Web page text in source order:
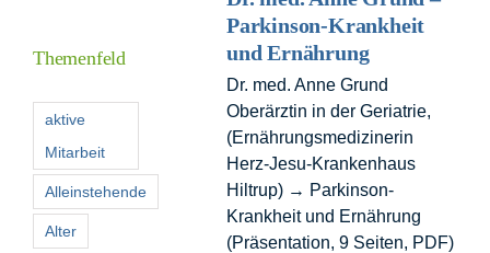
nach:
Parkinson-Krankheit
und Ernährung
Dr. med. Anne Grund
Oberärztin in der Geriatrie,
(Ernährungsmedizinerin
Herz-Jesu-Krankenhaus
Hiltrup) → Parkinson-
Krankheit und Ernährung
(Präsentation, 9 Seiten, PDF)
Themenfeld
aktive
Mitarbeit
Alleinstehende
Alter